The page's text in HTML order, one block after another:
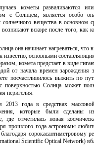
кометы разваливаются
с Солнцем, является особо
вещества в основном
вскоре после того, как
она начинает нагреваться, что
известно, основными
комета предстает в виде
от начала времен зарождения
посчастливилось выжить по
поверхностью Солнца может
перигелия.
2013 года в средствах
которые были сделаны
где отметилась новая
прошлого года астрономы-
сорокасантиметровому
Scientific Optical Network)